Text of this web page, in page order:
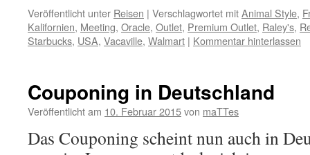
Veröffentlicht unter Reisen | Verschlagwortet mitAnimal Style,
Kalifornien, Meeting, Oracle, Outlet, Premium Outlet, Raley's,
Starbucks, USA, Vacaville, Walmart | Kommentar hinterlassen
Couponing in Deutschland
Veröffentlicht am 10. Februar 2015von maTTes
Das Couponing scheint nun auch in